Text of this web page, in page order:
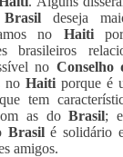
Brasil deseja
no Haiti
brasileiros
no Conselho
noHaiti porque é
tem
as doBrasil;
Brasilé solidário
amigos.